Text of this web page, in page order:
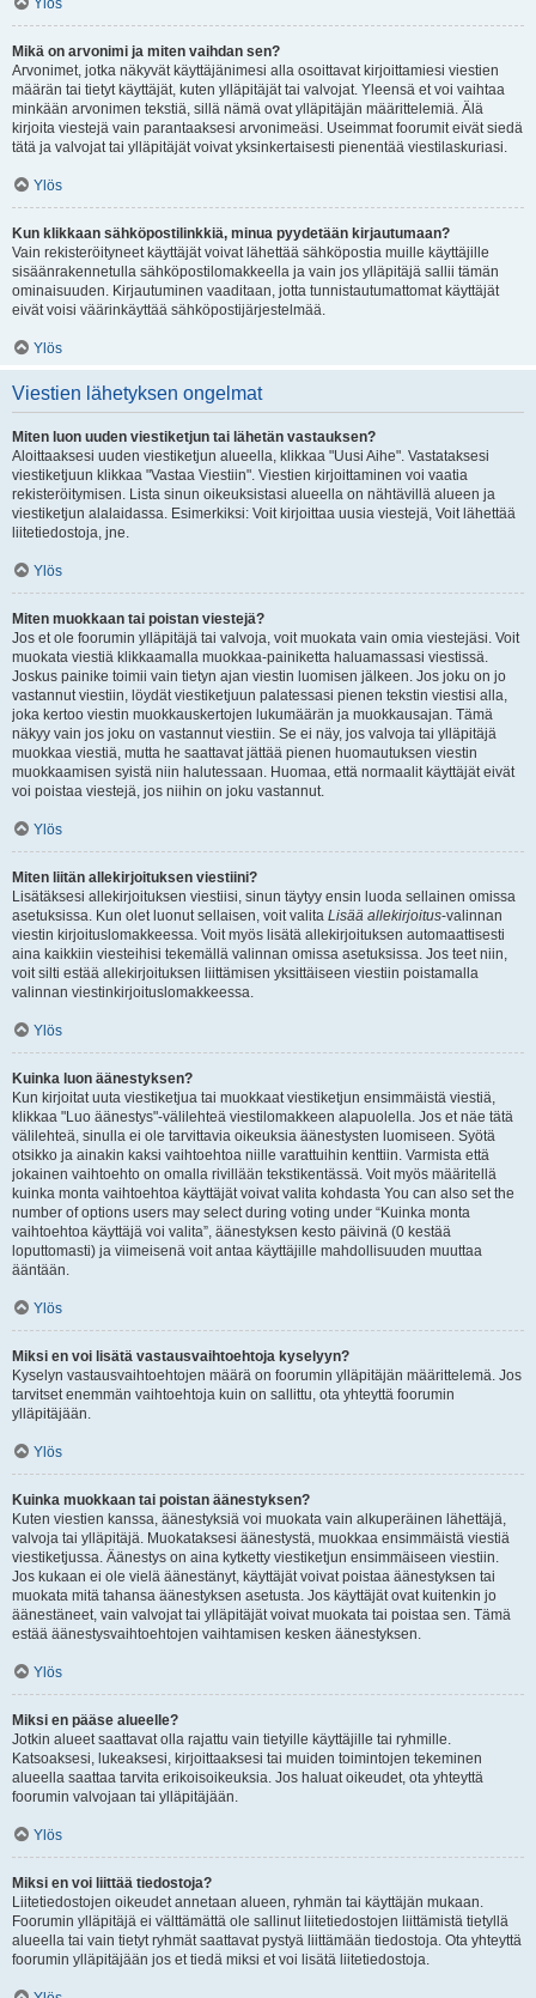
Ylös
Mikä on arvonimi ja miten vaihdan sen?
Arvonimet, jotka näkyvät käyttäjänimesi alla osoittavat kirjoittamiesi viestien
määrän tai tietyt käyttäjät, kuten ylläpitäjät tai valvojat. Yleensä et voi vaihtaa
minkään arvonimen tekstiä, sillä nämä ovat ylläpitäjän määrittelemiä. Älä
kirjoita viestejä vain parantaaksesi arvonimeäsi. Useimmat foorumit eivät siedä
tätä ja valvojat tai ylläpitäjät voivat yksinkertaisesti pienentää viestilaskuriasi.
Ylös
Kun klikkaan sähköpostilinkkiä, minua pyydetään kirjautumaan?
Vain rekisteröityneet käyttäjät voivat lähettää sähköpostia muille käyttäjille
sisäänrakennetulla sähköpostilomakkeella ja vain jos ylläpitäjä sallii tämän
ominaisuuden. Kirjautuminen vaaditaan, jotta tunnistautumattomat käyttäjät
eivät voisi väärinkäyttää sähköpostijärjestelmää.
Ylös
Viestien lähetyksen ongelmat
Miten luon uuden viestiketjun tai lähetän vastauksen?
Aloittaaksesi uuden viestiketjun alueella, klikkaa "Uusi Aihe". Vastataksesi
viestiketjuun klikkaa "Vastaa Viestiin". Viestien kirjoittaminen voi vaatia
rekisteröitymisen. Lista sinun oikeuksistasi alueella on nähtävillä alueen ja
viestiketjun alalaidassa. Esimerkiksi: Voit kirjoittaa uusia viestejä, Voit lähettää
liitetiedostoja, jne.
Ylös
Miten muokkaan tai poistan viestejä?
Jos et ole foorumin ylläpitäjä tai valvoja, voit muokata vain omia viestejäsi. Voit
muokata viestiä klikkaamalla muokkaa-painiketta haluamassasi viestissä.
Joskus painike toimii vain tietyn ajan viestin luomisen jälkeen. Jos joku on jo
vastannut viestiin, löydät viestiketjuun palatessasi pienen tekstin viestisi alla,
joka kertoo viestin muokkauskertojen lukumäärän ja muokkausajan. Tämä
näkyy vain jos joku on vastannut viestiin. Se ei näy, jos valvoja tai ylläpitäjä
muokkaa viestiä, mutta he saattavat jättää pienen huomautuksen viestin
muokkaamisen syistä niin halutessaan. Huomaa, että normaalit käyttäjät eivät
voi poistaa viestejä, jos niihin on joku vastannut.
Ylös
Miten liitän allekirjoituksen viestiini?
Lisätäksesi allekirjoituksen viestiisi, sinun täytyy ensin luoda sellainen omissa
asetuksissa. Kun olet luonut sellaisen, voit valita Lisää allekirjoitus-valinnan
viestin kirjoituslomakkeessa. Voit myös lisätä allekirjoituksen automaattisesti
aina kaikkiin viesteihisi tekemällä valinnan omissa asetuksissa. Jos teet niin,
voit silti estää allekirjoituksen liittämisen yksittäiseen viestiin poistamalla
valinnan viestinkirjoituslomakkeessa.
Ylös
Kuinka luon äänestyksen?
Kun kirjoitat uuta viestiketjua tai muokkaat viestiketjun ensimmäistä viestiä,
klikkaa "Luo äänestys"-välilehteä viestilomakkeen alapuolella. Jos et näe tätä
välilehteä, sinulla ei ole tarvittavia oikeuksia äänestysten luomiseen. Syötä
otsikko ja ainakin kaksi vaihtoehtoa niille varattuihin kenttiin. Varmista että
jokainen vaihtoehto on omalla rivillään tekstikentässä. Voit myös määritellä
kuinka monta vaihtoehtoa käyttäjät voivat valita kohdasta You can also set the
number of options users may select during voting under “Kuinka monta
vaihtoehtoa käyttäjä voi valita”, äänestyksen kesto päivinä (0 kestää
loputtomasti) ja viimeisenä voit antaa käyttäjille mahdollisuuden muuttaa
ääntään.
Ylös
Miksi en voi lisätä vastausvaihtoehtoja kyselyyn?
Kyselyn vastausvaihtoehtojen määrä on foorumin ylläpitäjän määrittelemä. Jos
tarvitset enemmän vaihtoehtoja kuin on sallittu, ota yhteyttä foorumin
ylläpitäjään.
Ylös
Kuinka muokkaan tai poistan äänestyksen?
Kuten viestien kanssa, äänestyksiä voi muokata vain alkuperäinen lähettäjä,
valvoja tai ylläpitäjä. Muokataksesi äänestystä, muokkaa ensimmäistä viestiä
viestiketjussa. Äänestys on aina kytketty viestiketjun ensimmäiseen viestiin.
Jos kukaan ei ole vielä äänestänyt, käyttäjät voivat poistaa äänestyksen tai
muokata mitä tahansa äänestyksen asetusta. Jos käyttäjät ovat kuitenkin jo
äänestäneet, vain valvojat tai ylläpitäjät voivat muokata tai poistaa sen. Tämä
estää äänestysvaihtoehtojen vaihtamisen kesken äänestyksen.
Ylös
Miksi en pääse alueelle?
Jotkin alueet saattavat olla rajattu vain tietyille käyttäjille tai ryhmille.
Katsoaksesi, lukeaksesi, kirjoittaaksesi tai muiden toimintojen tekeminen
alueella saattaa tarvita erikoisoikeuksia. Jos haluat oikeudet, ota yhteyttä
foorumin valvojaan tai ylläpitäjään.
Ylös
Miksi en voi liittää tiedostoja?
Liitetiedostojen oikeudet annetaan alueen, ryhmän tai käyttäjän mukaan.
Foorumin ylläpitäjä ei välttämättä ole sallinut liitetiedostojen liittämistä tietyllä
alueella tai vain tietyt ryhmät saattavat pystyä liittämään tiedostoja. Ota yhteyttä
foorumin ylläpitäjään jos et tiedä miksi et voi lisätä liitetiedostoja.